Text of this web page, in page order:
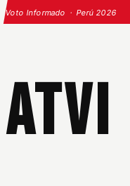
Voto Informado · Perú 2026
ATVI